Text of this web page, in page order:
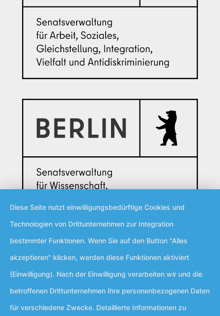
Diese Seite nutzt einwilligungsbedürftige Cookies und
Technologien von Drittunternehmen zur Integration
bestimmter Funktionen. Wenn Sie auf den Button "Alles
akzeptieren" klicken, werden diese Funktionen aktiviert
(Einwilligung). Nach der Einwilligung verarbeiten wir und die
betroffenen Drittunternehmen Ihre personenbezogenen Daten
für verschiedene Zwecke. Detaillierte Informationen zu